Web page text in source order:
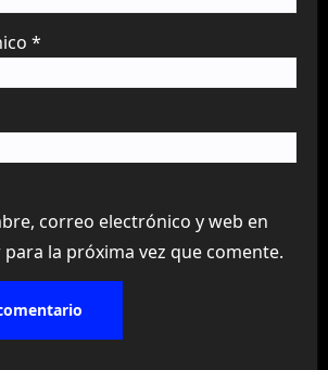
*
correo electrónico y web en
la próxima vez que comente.